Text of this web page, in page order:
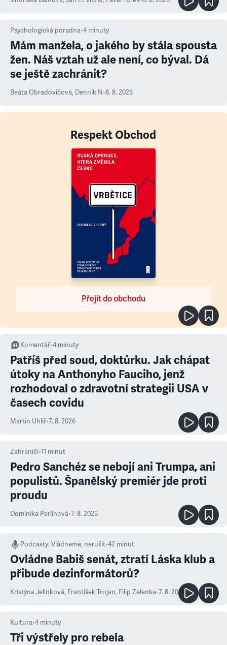
Psychologická poradna•4 minuty
Mám manžela, o jakého by stála spousta
žen. Náš vztah už ale není, co býval. Dá
se ještě zachránit?
Beáta Obradovičová, Denník N•8. 8. 2026
Respekt Obchod
Přejít do obchodu
Komentář•4 minuty
Patříš před soud, doktůrku. Jak chápat
útoky na Anthonyho Fauciho, jenž
rozhodoval o zdravotní strategii USA v
časech covidu
Martin Uhlíř•7. 8. 2026
Zahraničí•11 minut
Pedro Sanchéz se nebojí ani Trumpa, ani
populistů. Španělský premiér jde proti
proudu
Dominika Perlínová•7. 8. 2026
Podcasty:Vládneme, nerušit•42 minut
Ovládne Babiš senát, ztratí Láska klub a
přibude dezinformátorů?
Kristýna Jelínková, František Trojan, Filip Zelenka•7. 8. 2026
Kultura•4 minuty
Tři výstřely pro rebela